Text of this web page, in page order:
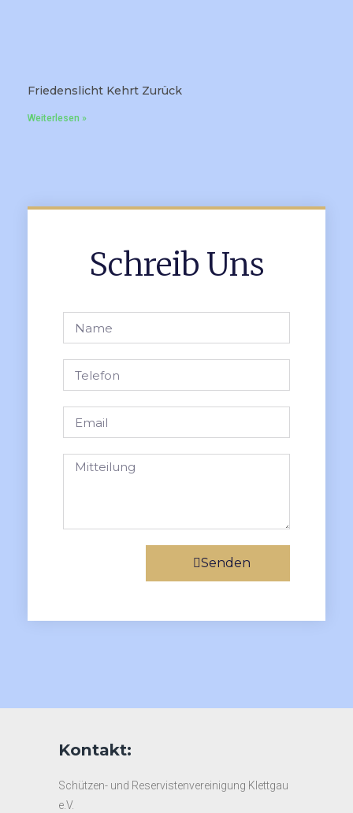
Friedenslicht Kehrt Zurück
Weiterlesen »
Schreib Uns
Senden
Kontakt:
Schützen- und Reservistenvereinigung Klettgau
e.V.